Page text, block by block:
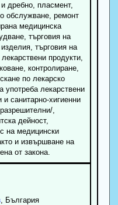
дребно, пласмент,
обслужване, ремонт
медицинска
търговия на
търговия на
продукти,
контролиране,
по лекарско
употреба лекарствени
и санитарно-хигиенни
,
дейност,
на медицински
и извършване на
от закона.
, България